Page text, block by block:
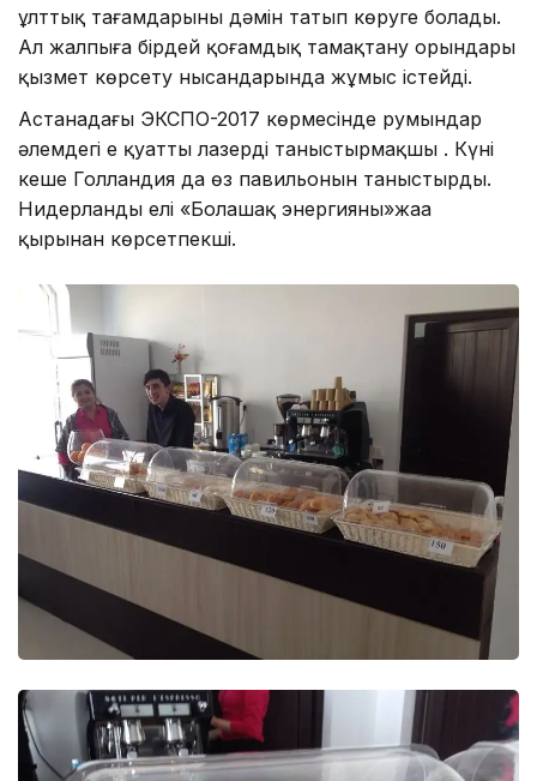
ұлттық тағамдарының дәмін татып көруге болады.
Ал жалпыға бірдей қоғамдық тамақтану орындары
қызмет көрсету нысандарында жұмыс істейді.
Астанадағы ЭКСПО-2017 көрмесінде румындар
әлемдегі ең қуатты лазерді таныстырмақшы . Күні
кеше Голландия да өз павильонын таныстырды.
Нидерланды елі «Болашақ энергияны»жаңа
қырынан көрсетпекші.